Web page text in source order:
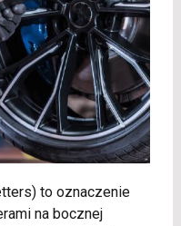
to oznaczenie
na bocznej